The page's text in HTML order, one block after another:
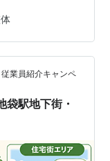
函館
ォトウェディン
川町１１−１７
業員紹介キャンペ
袋駅地下街・